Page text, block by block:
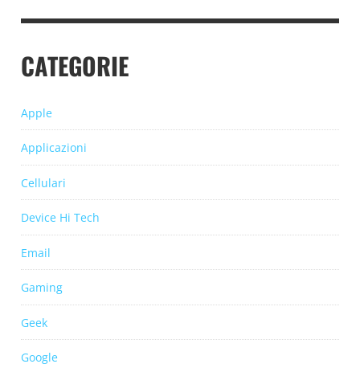
CATEGORIE
Apple
Applicazioni
Cellulari
Device Hi Tech
Email
Gaming
Geek
Google